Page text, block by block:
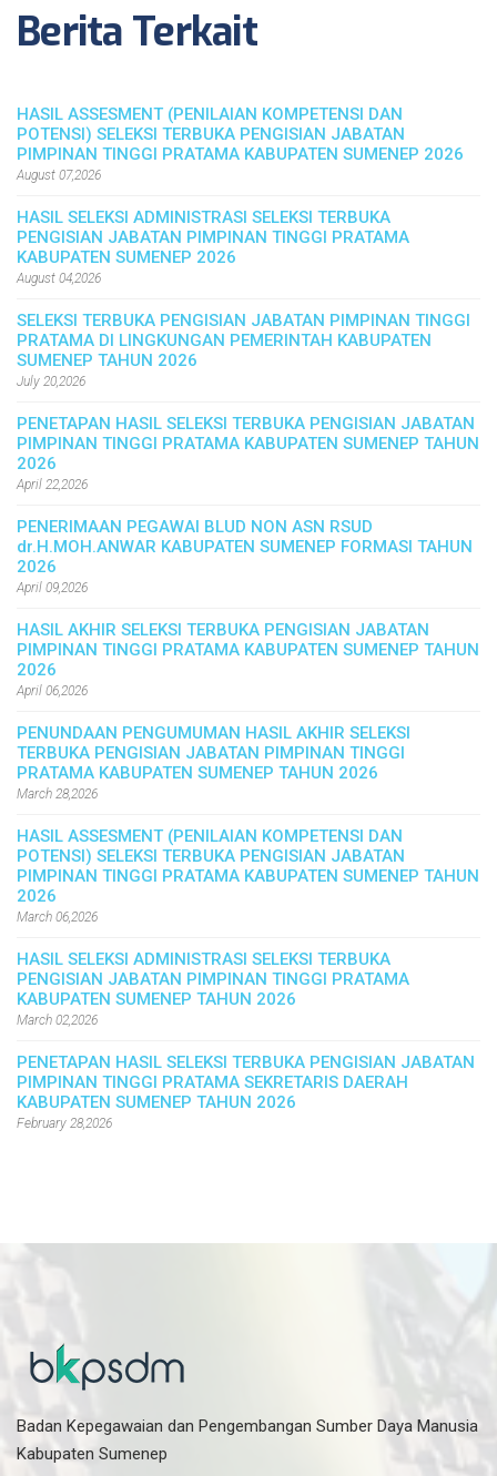
Berita Terkait
HASIL ASSESMENT (PENILAIAN KOMPETENSI DAN
POTENSI) SELEKSI TERBUKA PENGISIAN JABATAN
PIMPINAN TINGGI PRATAMA KABUPATEN SUMENEP 2026
August 07,2026
HASIL SELEKSI ADMINISTRASI SELEKSI TERBUKA
PENGISIAN JABATAN PIMPINAN TINGGI PRATAMA
KABUPATEN SUMENEP 2026
August 04,2026
SELEKSI TERBUKA PENGISIAN JABATAN PIMPINAN TINGGI
PRATAMA DI LINGKUNGAN PEMERINTAH KABUPATEN
SUMENEP TAHUN 2026
July 20,2026
PENETAPAN HASIL SELEKSI TERBUKA PENGISIAN JABATAN
PIMPINAN TINGGI PRATAMA KABUPATEN SUMENEP TAHUN
2026
April 22,2026
PENERIMAAN PEGAWAI BLUD NON ASN RSUD
dr.H.MOH.ANWAR KABUPATEN SUMENEP FORMASI TAHUN
2026
April 09,2026
HASIL AKHIR SELEKSI TERBUKA PENGISIAN JABATAN
PIMPINAN TINGGI PRATAMA KABUPATEN SUMENEP TAHUN
2026
April 06,2026
PENUNDAAN PENGUMUMAN HASIL AKHIR SELEKSI
TERBUKA PENGISIAN JABATAN PIMPINAN TINGGI
PRATAMA KABUPATEN SUMENEP TAHUN 2026
March 28,2026
HASIL ASSESMENT (PENILAIAN KOMPETENSI DAN
POTENSI) SELEKSI TERBUKA PENGISIAN JABATAN
PIMPINAN TINGGI PRATAMA KABUPATEN SUMENEP TAHUN
2026
March 06,2026
HASIL SELEKSI ADMINISTRASI SELEKSI TERBUKA
PENGISIAN JABATAN PIMPINAN TINGGI PRATAMA
KABUPATEN SUMENEP TAHUN 2026
March 02,2026
PENETAPAN HASIL SELEKSI TERBUKA PENGISIAN JABATAN
PIMPINAN TINGGI PRATAMA SEKRETARIS DAERAH
KABUPATEN SUMENEP TAHUN 2026
February 28,2026
Badan Kepegawaian dan Pengembangan Sumber Daya Manusia
Kabupaten Sumenep